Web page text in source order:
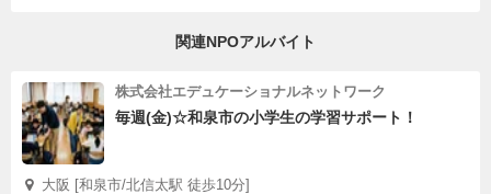
関連NPOアルバイト
株式会社エデュケーショナルネットワーク
毎週(金)☆和泉市の小学生の学習サポート！
大阪 [和泉市/北信太駅 徒歩10分]